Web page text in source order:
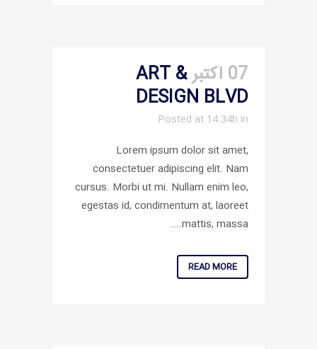
07 اکتبر
ART &
DESIGN BLVD
Posted at 14:34h in
Lorem ipsum dolor sit amet,
consectetuer adipiscing elit. Nam
cursus. Morbi ut mi. Nullam enim leo,
egestas id, condimentum at, laoreet
mattis, massa....
READ MORE